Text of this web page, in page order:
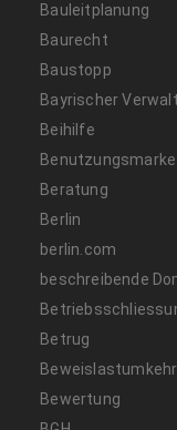
Bauleitplanung
Baurecht
Baustopp
Bayrischer
Beihilfe
Benutzungsmarke
Beratung
Berlin
berlin.com
beschreibende
Betrug
Beweislastumkehr
Bewertung